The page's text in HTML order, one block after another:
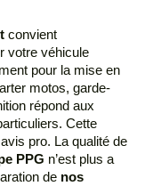
convient
votre véhicule
pour la mise en
motos, garde-
répond aux
Cette
pro. La qualité de
PPG n’est plus a
de nos